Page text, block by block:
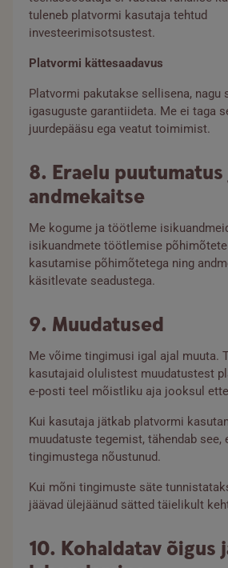
tuleneb platvormi kasutaja tehtud
investeerimisotsustest.
Platvormi kättesaadavus
Platvormi pakutakse sellisena, nagu
igasuguste garantiideta. Me ei taga
juurdepääsu ega veatut toimimist.
8. Eraelu puutumatus
andmekaitse
Me kogume ja töötleme
isikuandmete töötlemise
kasutamise põhimõtetega ning
käsitlevate seadustega.
9. Muudatused
Me võime tingimusi igal ajal muuta.
kasutajaid olulistest muudatustest
e-posti teel mõistliku aja jooksul
Kui kasutaja jätkab platvormi
muudatuste tegemist, tähendab see,
tingimustega nõustunud.
Kui mõni tingimuste säte
jäävad ülejäänud sätted täielikult
10. Kohaldatav õigus